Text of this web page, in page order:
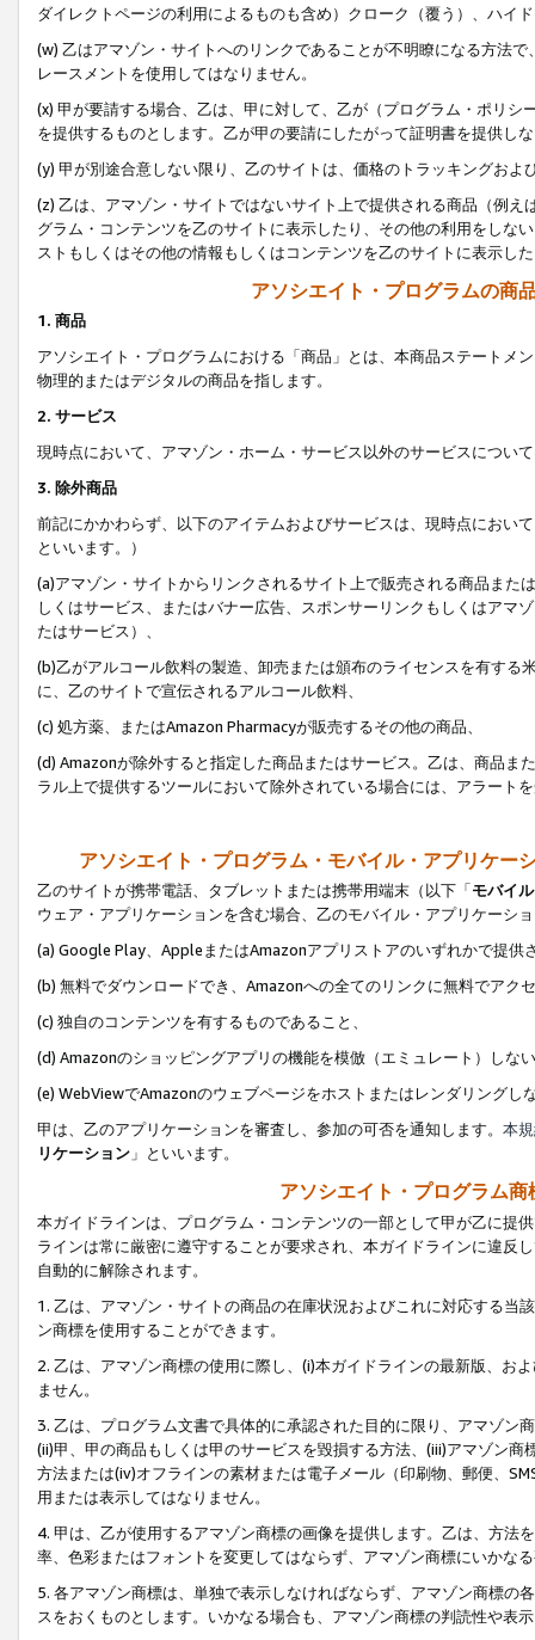
ダイレクトページの利用によるものも含め）クローク（覆う）、ハイ
(w) 乙はアマゾン・サイトへのリンクであることが不明瞭になる方法
レースメントを使用してはなりません。
(x) 甲が要請する場合、乙は、甲に対して、乙が（プログラム・ポリ
を提供するものとします。乙が甲の要請にしたがって証明書を提供し
(y) 甲が別途合意しない限り、乙のサイトは、価格のトラッキングお
(z) 乙は、アマゾン・サイトではないサイト上で提供される商品（例
グラム・コンテンツを乙のサイトに表示したり、その他の利用をしな
ストもしくはその他の情報もしくはコンテンツを乙のサイトに表示し
アソシエイト・プログラムの商
1. 商品
アソシエイト・プログラムにおける「商品」とは、本商品ステートメ
物理的またはデジタルの商品を指します。
2. サービス
現時点において、アマゾン・ホーム・サービス以外のサービスについ
3. 除外商品
前記にかかわらず、以下のアイテムおよびサービスは、現時点におい
といいます。）
(a)アマゾン・サイトからリンクされるサイト上で販売される商品ま
しくはサービス、またはバナー広告、スポンサーリンクもしくはアマ
たはサービス）、
(b)乙がアルコール飲料の製造、卸売または頒布のライセンスを有す
に、乙のサイトで宣伝されるアルコール飲料、
(c) 処方薬、またはAmazon Pharmacyが販売するその他の商品、
(d) Amazonが除外すると指定した商品またはサービス。乙は、商品ま
ラル上で提供するツールにおいて除外されている場合には、アラート
アソシエイト・プログラム・モバイル・アプリケー
乙のサイトが携帯電話、タブレットまたは携帯用端末（以下「モバイ
ウェア・アプリケーションを含む場合、乙のモバイル・アプリケーシ
(a) Google Play、AppleまたはAmazonアプリストアのいずれかで提供
(b) 無料でダウンロードでき、Amazonへの全てのリンクに無料でアク
(c) 独自のコンテンツを有するものであること、
(d) Amazonのショッピングアプリの機能を模倣（エミュレート）しな
(e) WebViewでAmazonのウェブページをホストまたはレンダリングし
甲は、乙のアプリケーションを審査し、参加の可否を通知します。 本
リケーション 」といいます。
アソシエイト・プログラム
本ガイドラインは、プログラム・コンテンツの一部として甲が乙に提
ラインは常に厳密に遵守することが要求され、本ガイドラインに違反
自動的に解除されます。
1. 乙は、アマゾン・サイトの商品の在庫状況およびこれに対応する
ン商標を使用することができます。
2. 乙は、アマゾン商標の使用に際し、(i)本ガイドラインの最新版、お
ません。
3. 乙は、プログラム文書で具体的に承認された目的に限り、アマゾン
(ii)甲、甲の商品もしくは甲のサービスを毀損する方法、(iii)アマゾン
方法または(iv)オフラインの素材または電子メール（印刷物、郵便、
用または表示してはなりません。
4. 甲は、乙が使用するアマゾン商標の画像を提供します。乙は、方
率、色彩またはフォントを変更してはならず、アマゾン商標にいかな
5. 各アマゾン商標は、単独で表示しなければならず、アマゾン商標
スをおくものとします。いかなる場合も、アマゾン商標の判読性や表